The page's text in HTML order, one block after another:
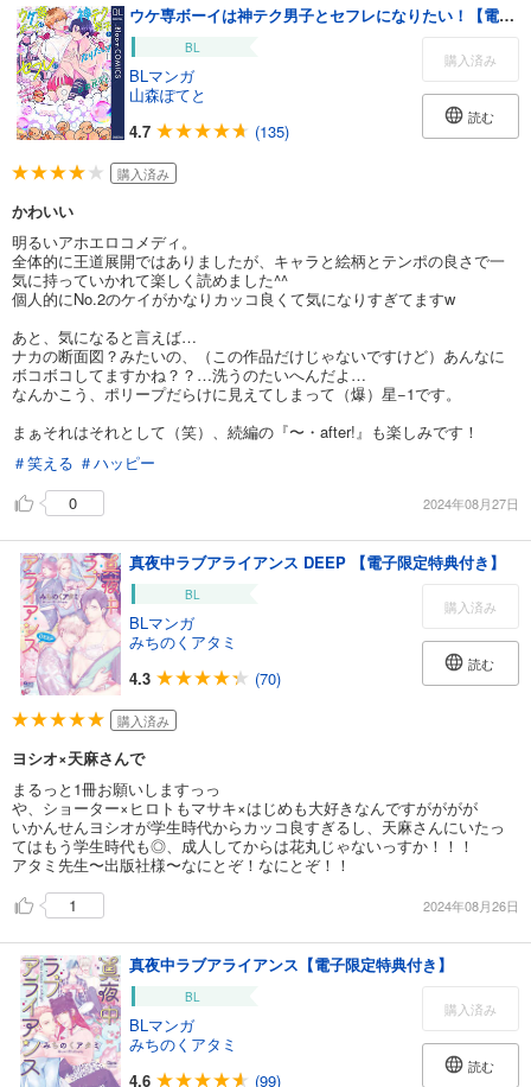
ウケ専ボーイは神テク男子とセフレになりたい！【電子限定描き下ろし付き】
BL
BLマンガ
山森ぽてと
4.7
(135)
購入済み
読む
購入済み
かわいい
明るいアホエロコメディ。
全体的に王道展開ではありましたが、キャラと絵柄とテンポの良さで一
気に持っていかれて楽しく読めました^^
個人的にNo.2のケイがかなりカッコ良くて気になりすぎてますw
あと、気になると言えば…
ナカの断面図？みたいの、（この作品だけじゃないですけど）あんなに
ボコボコしてますかね？？…洗うのたいへんだよ…
なんかこう、ポリープだらけに見えてしまって（爆）星−1です。
まぁそれはそれとして（笑）、続編の『〜・after!』も楽しみです！
＃笑える ＃ハッピー
0
2024年08月27日
真夜中ラブアライアンス DEEP 【電子限定特典付き】
BL
BLマンガ
みちのくアタミ
4.3
(70)
購入済み
読む
購入済み
ヨシオ×天麻さんで
まるっと1冊お願いしますっっ
や、ショーター×ヒロトもマサキ×はじめも大好きなんですがががが
いかんせんヨシオが学生時代からカッコ良すぎるし、天麻さんにいたっ
てはもう学生時代も◎、成人してからは花丸じゃないっすか！！！
アタミ先生〜出版社様〜なにとぞ！なにとぞ！！
1
2024年08月26日
真夜中ラブアライアンス【電子限定特典付き】
BL
BLマンガ
みちのくアタミ
4.6
(99)
購入済み
読む